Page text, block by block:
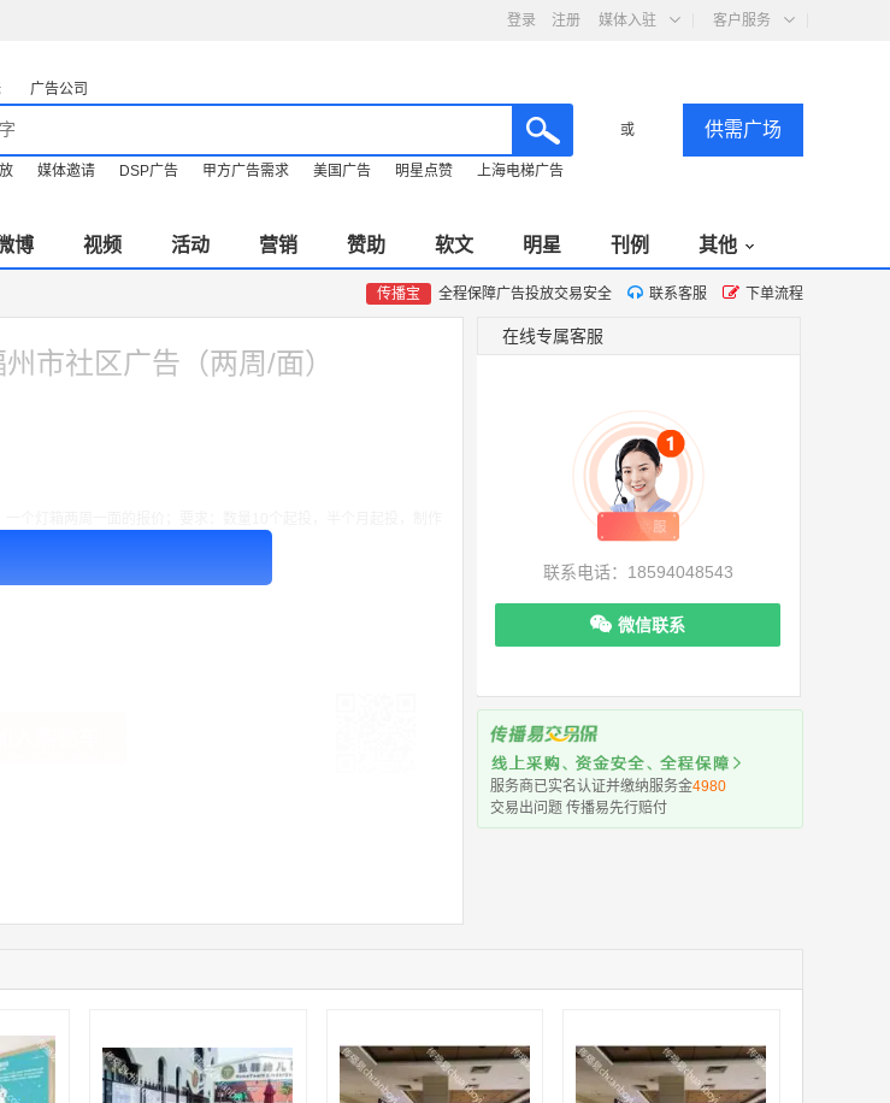
登录 注册 媒体入驻 客户服务
广告公司
或 供需广场
媒体邀请 DSP广告 甲方广告需求 美国广告 明星点赞 上海电梯广告
博 视频 活动 营销 赞助 软文 明星 刊例 其他
传播宝 全程保障广告投放交易安全 联系客服 下单流程
市社区广告（两周/面）
该媒体所在商家
了该媒体所在商家
了该媒体所在商家
在线专属客服
联系电话：18594048543
微信联系
服务商已实名认证并缴纳服务金4980
交易出问题 传播易先行赔付